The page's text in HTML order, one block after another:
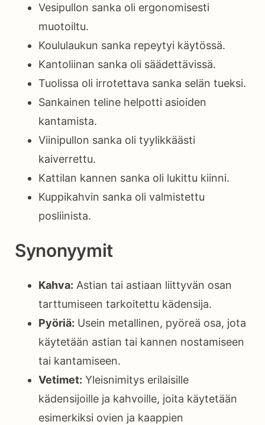
Vesipullon sanka oli ergonomisesti
muotoiltu.
Koululaukun sanka repeytyi käytössä.
Kantoliinan sanka oli säädettävissä.
Tuolissa oli irrotettava sanka selän tueksi.
Sankainen teline helpotti asioiden
kantamista.
Viinipullon sanka oli tyylikkäästi
kaiverrettu.
Kattilan kannen sanka oli lukittu kiinni.
Kuppikahvin sanka oli valmistettu
posliinista.
Synonyymit
Kahva: Astian tai astiaan liittyvän osan
tarttumiseen tarkoitettu kädensija.
Pyöriä: Usein metallinen, pyöreä osa, jota
käytetään astian tai kannen nostamiseen
tai kantamiseen.
Vetimet: Yleisnimitys erilaisille
kädensijoille ja kahvoille, joita käytetään
esimerkiksi ovien ja kaappien